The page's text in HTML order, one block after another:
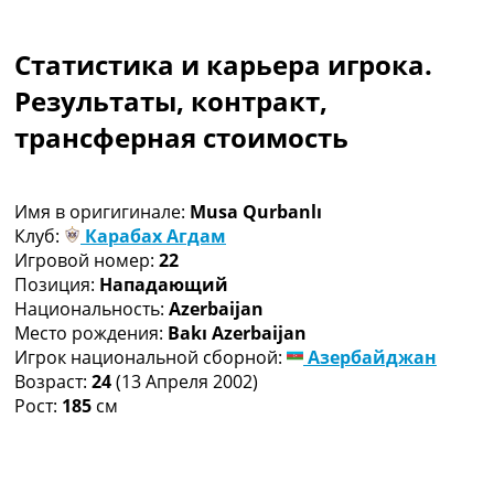
Чемпионат Мира
Украина. Премьер-Лига
Украина. Первая Лига
Лига Чемпионов
Другие Турниры >>>
Таблицы
Таблицы групп Чемпионата Мира
Украина. Премьер-Лига
Украина. Первая Лига
Лига Чемпионов. Таблицы групп
Англия. Премьер-Лига
Испания. Ла Лига
Все таблицы >>>
Статистика и карьера игрока.
Результаты, контракт,
трансферная стоимость
Имя в оригигинале: Musa Qurbanlı
Клуб:
Карабах Агдам
Игровой номер: 22
Позиция: Нападающий
Национальность: Azerbaijan
Место рождения: Bakı Azerbaijan
Игрок национальной сборной:
Азербайджан
Возраст: 24(13 Апреля 2002)
Рост: 185 см